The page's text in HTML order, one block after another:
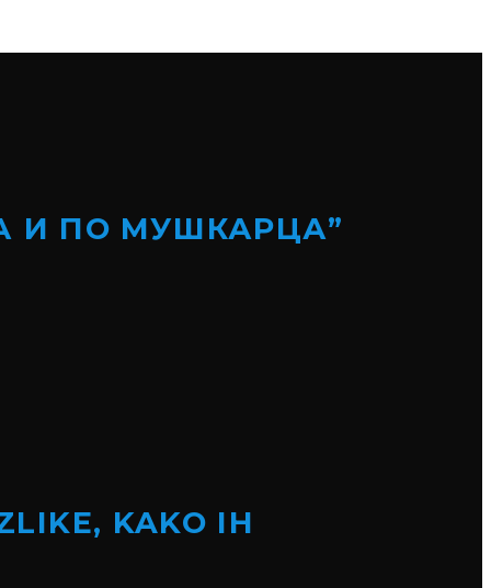
И ПО МУШКАРЦА”
KAKO IH